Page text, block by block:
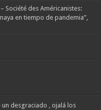
Société des Américanistes:
en tiempo de pandemia”,
un desgraciado , ojalá los